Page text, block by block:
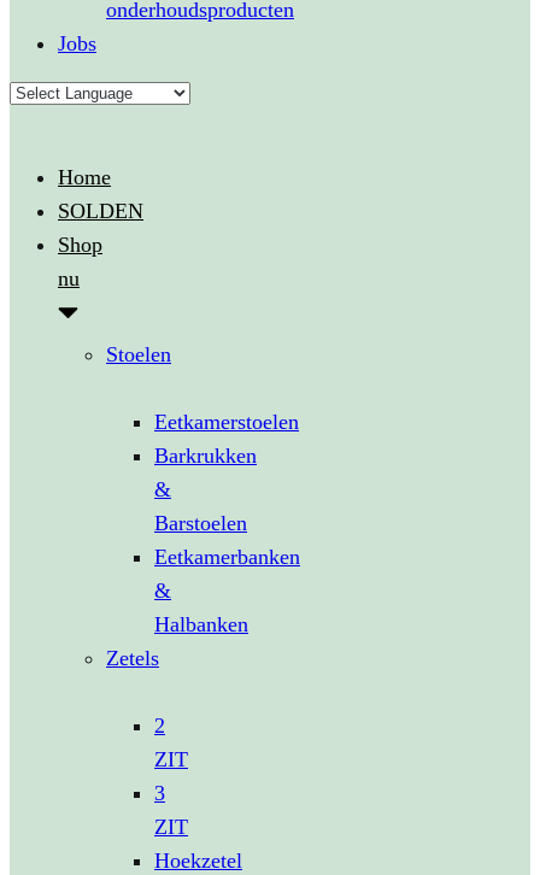
onderhoudsproducten
Jobs
Home
SOLDEN
Shop
nu
Stoelen
Eetkamerstoelen
Barkrukken
&
Barstoelen
Eetkamerbanken
&
Halbanken
Zetels
2
ZIT
3
ZIT
Hoekzetel